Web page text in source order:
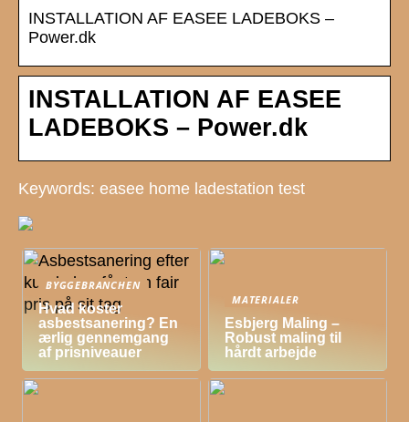
INSTALLATION AF EASEE LADEBOKS –
Power.dk
INSTALLATION AF EASEE
LADEBOKS – Power.dk
Keywords: easee home ladestation test
BYGGEBRANCHEN
Hvad koster
asbestsanering? En
ærlig gennemgang
af prisniveauer
MATERIALER
Esbjerg Maling –
Robust maling til
hårdt arbejde